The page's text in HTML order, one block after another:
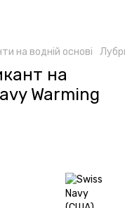
на водній основі
на
Warming